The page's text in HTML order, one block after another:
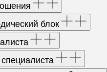
и
и отношения
в методический блок
специалиста